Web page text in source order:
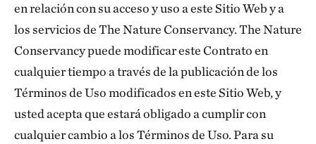
en relación con su acceso y uso a este Sitio Web y a
los servicios de The Nature Conservancy. The Nature
Conservancy puede modificar este Contrato en
cualquier tiempo a través de la publicación de los
Términos de Uso modificados en este Sitio Web, y
usted acepta que estará obligado a cumplir con
cualquier cambio a los Términos de Uso. Para su